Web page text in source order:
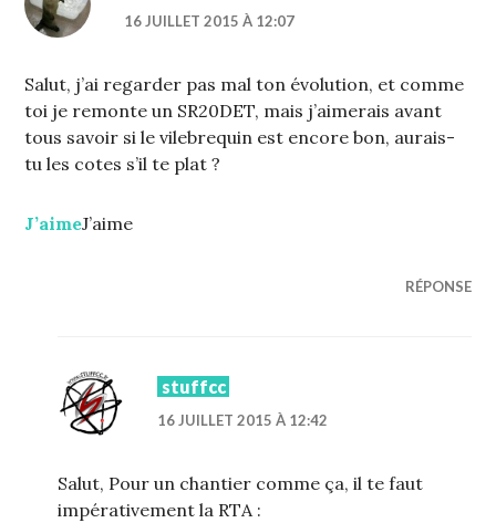
16 JUILLET 2015 À 12:07
Salut, j’ai regarder pas mal ton évolution, et comme
toi je remonte un SR20DET, mais j’aimerais avant
tous savoir si le vilebrequin est encore bon, aurais-
tu les cotes s’il te plat ?
J’aimeJ’aime
RÉPONSE
stuffcc
16 JUILLET 2015 À 12:42
Salut, Pour un chantier comme ça, il te faut
impérativement la RTA :